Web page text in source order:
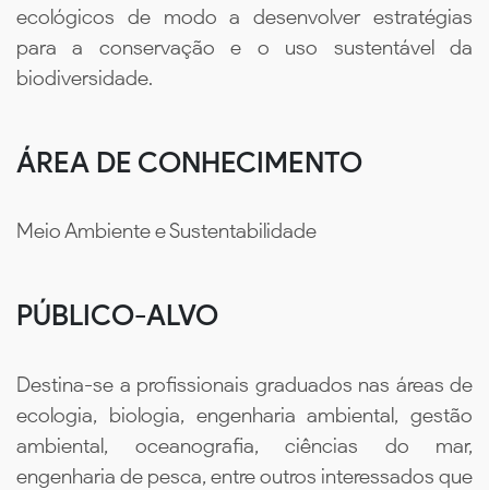
ecológicos de modo a desenvolver estratégias
para a conservação e o uso sustentável da
biodiversidade.
ÁREA DE CONHECIMENTO
Meio Ambiente e Sustentabilidade
PÚBLICO-ALVO
Destina-se a profissionais graduados nas áreas de
ecologia, biologia, engenharia ambiental, gestão
ambiental, oceanografia, ciências do mar,
engenharia de pesca, entre outros interessados que